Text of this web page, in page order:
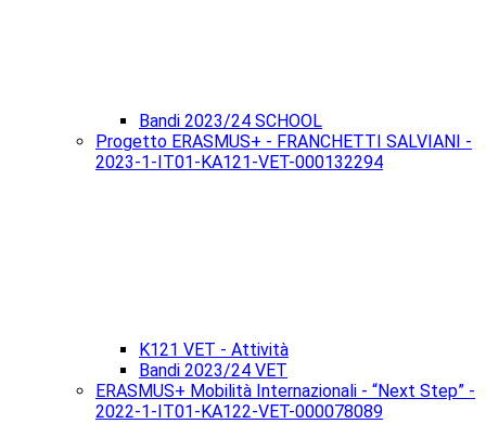
Bandi 2023/24 SCHOOL
Progetto ERASMUS+ - FRANCHETTI SALVIANI -
2023-1-IT01-KA121-VET-000132294
K121 VET - Attività
Bandi 2023/24 VET
ERASMUS+ Mobilità Internazionali - “Next Step” -
2022-1-IT01-KA122-VET-000078089